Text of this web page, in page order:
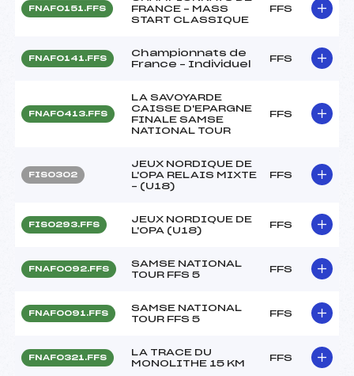
FNAF0151.FFS
FRANCE – MASS
START CLASSIQUE
FFS
FNAF0141.FFS
Championnats de
France – Individuel
FFS
FNAF0413.FFS
LA SAVOYARDE
CAISSE D'EPARGNE
FINALE SAMSE
NATIONAL TOUR
FFS
FIS0302
JEUX NORDIQUE DE
L'OPA RELAIS MIXTE
– (U18)
FFS
FIS0293.FFS
JEUX NORDIQUE DE
L'OPA (U18)
FFS
FNAF0092.FFS
SAMSE NATIONAL
TOUR FFS 5
FFS
FNAF0091.FFS
SAMSE NATIONAL
TOUR FFS 5
FFS
FNAF0321.FFS
LA TRACE DU
MONOLITHE 15 KM
FFS